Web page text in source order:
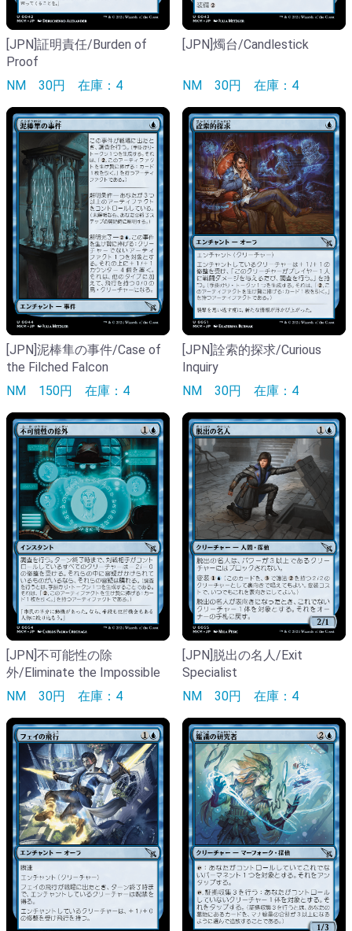
[JPN]証明責任/Burden of
Proof
NM 30円 在庫：4
[JPN]燭台/Candlestick
NM 30円 在庫：4
[JPN]泥棒隼の事件/Case of
the Filched Falcon
NM 150円 在庫：4
[JPN]詮索的探求/Curious
Inquiry
NM 30円 在庫：4
[JPN]不可能性の除
外/Eliminate the Impossible
NM 30円 在庫：4
[JPN]脱出の名人/Exit
Specialist
NM 30円 在庫：4